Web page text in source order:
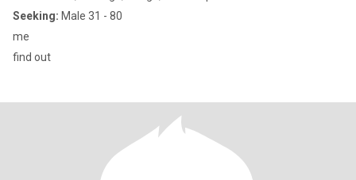
Seeking: Male 31 - 80
me
find out